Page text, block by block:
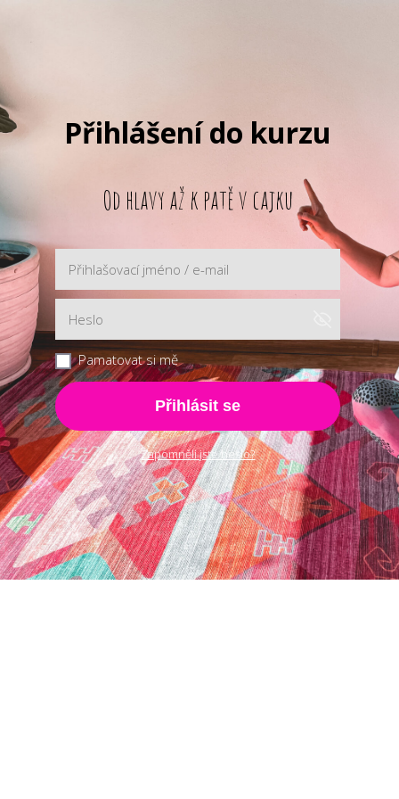
Přihlášení do kurzu
Od hlavy až k patě v cajku
Pamatovat si mě
Přihlásit se
Zapomněli jste heslo?